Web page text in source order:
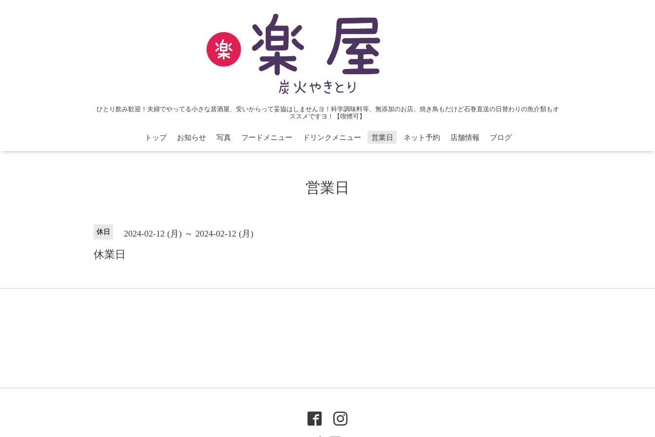
ひとり飲み歓迎！夫婦でやってる小さな居酒屋、安いからって妥協はしませんヨ！科学調味料等、無添加のお店。焼き鳥もだけど石巻直送の日替わりの魚介類もオ
ススメですヨ！【喫煙可】
トップ お知らせ 写真 フードメニュー ドリンクメニュー 営業日 ネット予約 店舗情報 ブログ
営業日
休日 2024-02-12 (月) ～ 2024-02-12 (月)
休業日